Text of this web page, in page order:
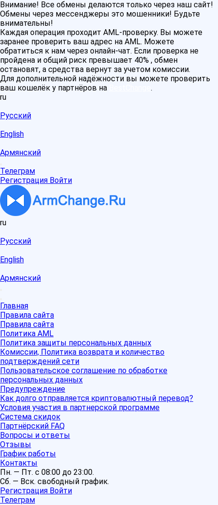
Внимание! Все обмены делаются только через наш сайт!
Обмены через мессенджеры это мошенники! Будьте
внимательны!
Каждая операция проходит AML-проверку. Вы можете
заранее проверить ваш адрес на AML. Можете
обратиться к нам через онлайн-чат. Если проверка не
пройдена и общий риск превышает 40% , обмен
остановят, а средства вернут за учетом комиссии.
Для дополнительной надёжности вы можете проверить
ваш кошелёк у партнёров на
.
ru
Русский
English
Армянский
Телеграм
Регистрация Войти
ru
Русский
English
Армянский
Главная
Правила сайта
Правила сайта
Политика AML
Политика защиты персональных данных
Комиссии, Политика возврата и количество
подтверждений сети
Пользовательское соглашение по обработке
персональных данных
Предупреждение
Как долго отправляется криптовалютный перевод?
Условия участия в партнерской программе
Система скидок
Партнёрский FAQ
Вопросы и ответы
Отзывы
График работы
Контакты
Пн. — Пт. с 08:00 до 23:00.
Сб. — Вск. свободный график.
Регистрация Войти
Телеграм